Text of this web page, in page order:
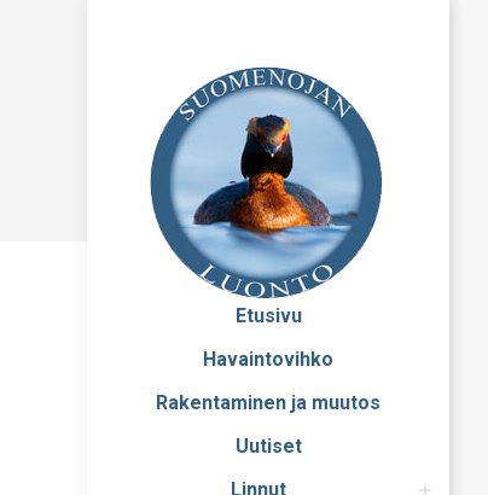
Etusivu
Havaintovihko
Rakentaminen ja muutos
Uutiset
Linnut